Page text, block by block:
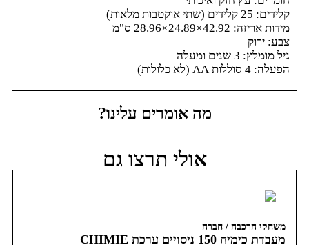
קלידים: 25 קלידים (שתי אוקטבות מלאות)
מידות אריזה: 42.92×24.89×28.96 ס"מ
צבע: ירוק
גיל מומלץ: 3 שנים ומעלה
הפעלה: 4 סוללות AA (לא כלולות)
מה אומרים עלינו?
אולי תרצו גם
משחקי הרכבה / חברה
מעבדת כימיה 150 ניסויים ערכת CHIMIE